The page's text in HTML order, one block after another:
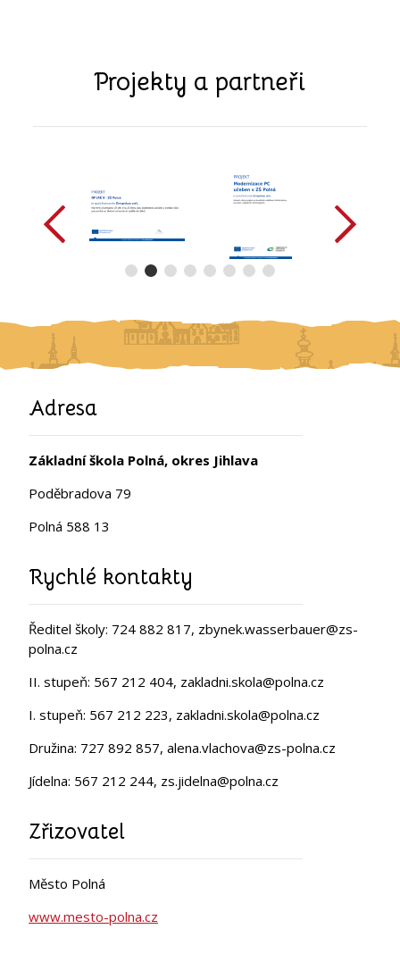
Projekty a partneři
Adresa
Základní škola Polná, okres Jihlava
Poděbradova 79
Polná 588 13
Rychlé kontakty
Ředitel školy: 724 882 817, zbynek.wasserbauer@zs-
polna.cz
II. stupeň: 567 212 404, zakladni.skola@polna.cz
I. stupeň: 567 212 223, zakladni.skola@polna.cz
Družina: 727 892 857, alena.vlachova@zs-polna.cz
Jídelna: 567 212 244, zs.jidelna@polna.cz
Zřizovatel
Město Polná
www.mesto-polna.cz